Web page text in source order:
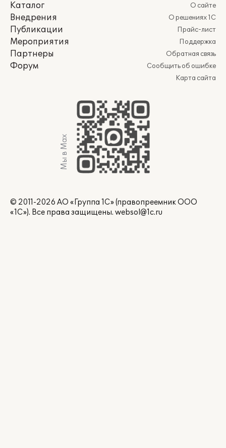
Каталог
Внедрения
Публикации
Мероприятия
Партнеры
Форум
О сайте
О решениях 1С
Прайс-лист
Поддержка
Обратная связь
Сообщить об ошибке
Карта сайта
Мы в Max
© 2011-2026 АО «Группа 1С» (правопреемник ООО
«1С»). Все права защищены. websol@1c.ru